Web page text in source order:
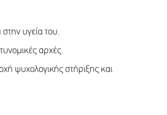
υγεία του.
αρχές.
ψυχολογικής στήριξης και